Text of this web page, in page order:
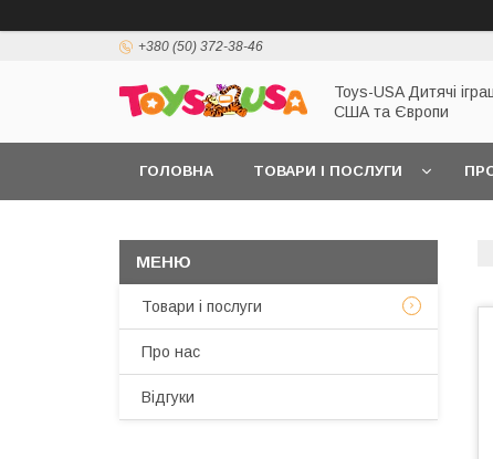
+380 (50) 372-38-46
Toys-USA Дитячі
США та Європи
ГОЛОВНА ТОВАРИ І ПОСЛУГИ
Товари і послуги
Про нас
Відгуки